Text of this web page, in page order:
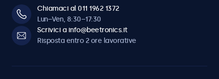
Chiamaci al 011 1962 1372
Lun–Ven, 8:30–17:30
Scrivici a info@beetronics.it
Risposta entro 2 ore lavorative